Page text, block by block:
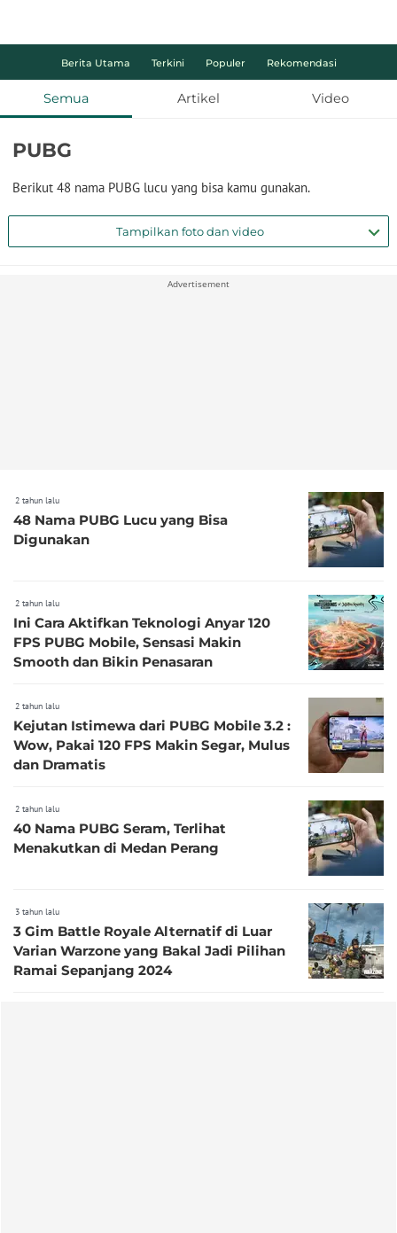
Berita Utama Terkini Populer Rekomendasi
Semua Artikel Video
PUBG
Berikut 48 nama PUBG lucu yang bisa kamu gunakan.
Tampilkan foto dan video
Advertisement
2 tahun lalu
48 Nama PUBG Lucu yang Bisa
Digunakan
2 tahun lalu
Ini Cara Aktifkan Teknologi Anyar 120
FPS PUBG Mobile, Sensasi Makin
Smooth dan Bikin Penasaran
2 tahun lalu
Kejutan Istimewa dari PUBG Mobile 3.2 :
Wow, Pakai 120 FPS Makin Segar, Mulus
dan Dramatis
2 tahun lalu
40 Nama PUBG Seram, Terlihat
Menakutkan di Medan Perang
3 tahun lalu
3 Gim Battle Royale Alternatif di Luar
Varian Warzone yang Bakal Jadi Pilihan
Ramai Sepanjang 2024